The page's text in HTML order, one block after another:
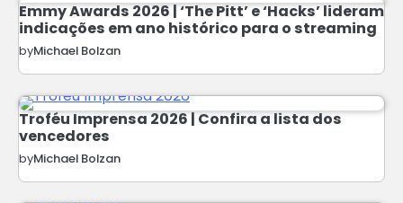
Emmy Awards 2026 | ‘The Pitt’ e ‘Hacks’ lideram
indicações em ano histórico para o streaming
byMichael Bolzan
Troféu Imprensa 2026 | Confira a lista dos
vencedores
byMichael Bolzan